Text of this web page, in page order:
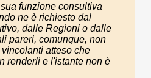
funzione consultiva
ne è richiesto dal
dalle Regioni o dalle
pareri, comunque, non
atteso che
renderli e l'istante non è